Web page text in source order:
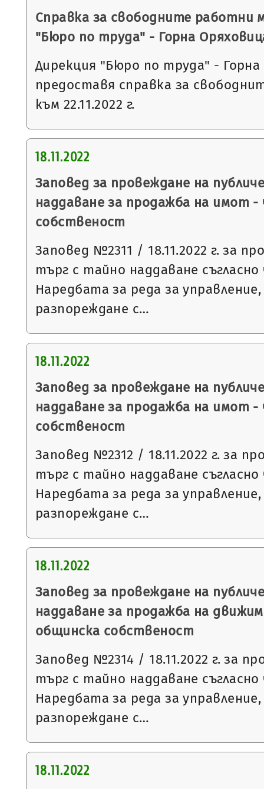
Справка за свободните работни
"Бюро по труда" - Горна
Дирекция "Бюро по труда" -
предоставя справка за
към 22.11.2022 г.
18.11.2022
Заповед за провеждане на
наддаване за продажба на имот
собственост
Заповед №2311 / 18.11.2022 г. за
търг с тайно наддаване съгласно
Наредбата за реда за
разпореждане с…
18.11.2022
Заповед за провеждане на
наддаване за продажба на имот
собственост
Заповед №2312 / 18.11.2022 г. за
търг с тайно наддаване съгласно
Наредбата за реда за
разпореждане с…
18.11.2022
Заповед за провеждане на
наддаване за продажба на
общинска собственост
Заповед №2314 / 18.11.2022 г. за
търг с тайно наддаване съгласно
Наредбата за реда за
разпореждане с…
18.11.2022